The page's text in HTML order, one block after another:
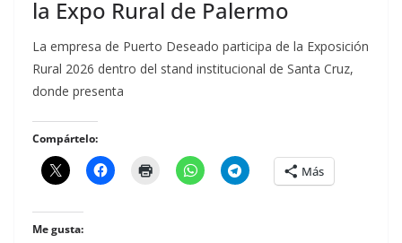
la Expo Rural de Palermo
La empresa de Puerto Deseado participa de la Exposición
Rural 2026 dentro del stand institucional de Santa Cruz,
donde presenta
Compártelo:
Más
Me gusta: